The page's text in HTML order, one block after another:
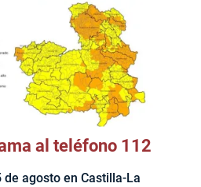
al teléfono 112
de agosto en Castilla-La